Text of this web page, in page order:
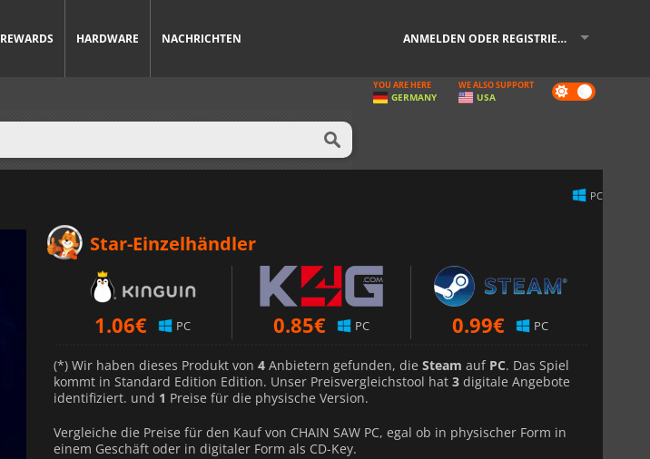
REWARDS HARDWARE NACHRICHTEN ANMELDEN ODER REGISTRIEREN
Dark
mode
YOU ARE HERE
GERMANY
WE ALSO SUPPORT
USA
PC
Star-Einzelhändler
1.06€ PC 0.85€ PC 0.99€ PC
(*) Wir haben dieses Produkt von 4 Anbietern gefunden, die Steam auf PC. Das Spiel
kommt in Standard Edition Edition. Unser Preisvergleichstool hat 3 digitale Angebote
identifiziert. und 1 Preise für die physische Version.
Vergleiche die Preise für den Kauf von CHAIN SAW PC, egal ob in physischer Form in
einem Geschäft oder in digitaler Form als CD-Key.